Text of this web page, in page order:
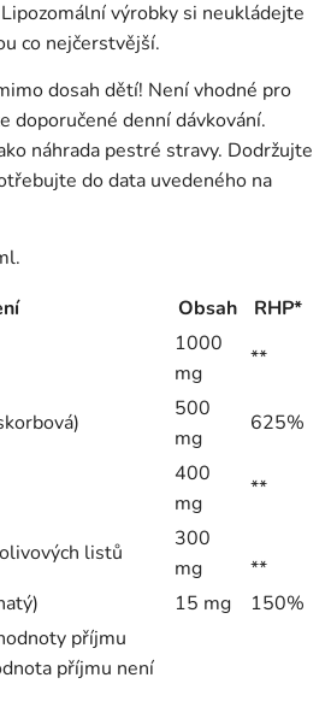
výrobky si neukládejte
co nejčerstvější.
dosah dětí! Není vhodné pro
doporučené denní dávkování.
náhrada pestré stravy. Dodržujte
do data uvedeného na
Obsah
RHP*
1000
mg
**
500
mg
625%
400
mg
**
listů
300
mg
**
15 mg
150%
příjmu
příjmu není